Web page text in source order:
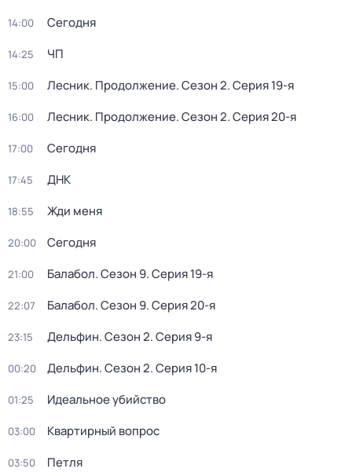
14:00 Сегодня
14:25 ЧП
15:00 Лесник. Продолжение. Сезон 2. Серия 19-я
16:00 Лесник. Продолжение. Сезон 2. Серия 20-я
17:00 Сегодня
17:45 ДНК
18:55 Жди меня
20:00 Сегодня
21:00 Балабол. Сезон 9. Серия 19-я
22:07 Балабол. Сезон 9. Серия 20-я
23:15 Дельфин. Сезон 2. Серия 9-я
00:20 Дельфин. Сезон 2. Серия 10-я
01:25 Идеальное убийство
03:00 Квартирный вопрос
03:50 Петля